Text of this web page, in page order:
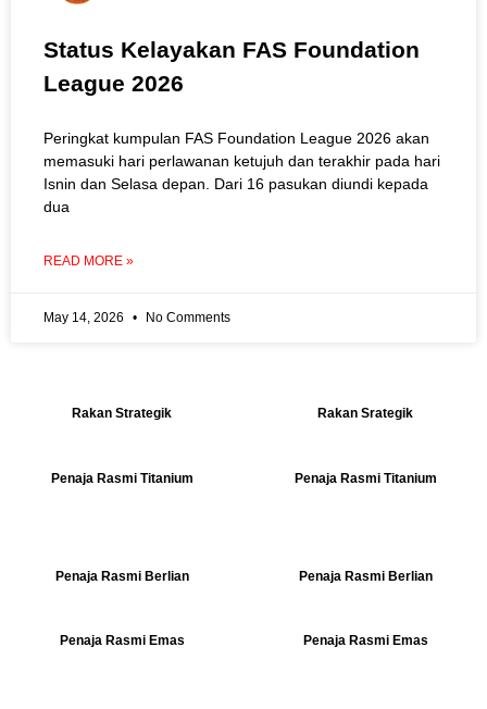
Status Kelayakan FAS Foundation
League 2026
Peringkat kumpulan FAS Foundation League 2026 akan
memasuki hari perlawanan ketujuh dan terakhir pada hari
Isnin dan Selasa depan. Dari 16 pasukan diundi kepada
dua
READ MORE »
May 14, 2026 No Comments
Rakan Strategik Rakan Srategik
Penaja Rasmi Titanium Penaja Rasmi Titanium
Penaja Rasmi Berlian Penaja Rasmi Berlian
Penaja Rasmi Emas Penaja Rasmi Emas